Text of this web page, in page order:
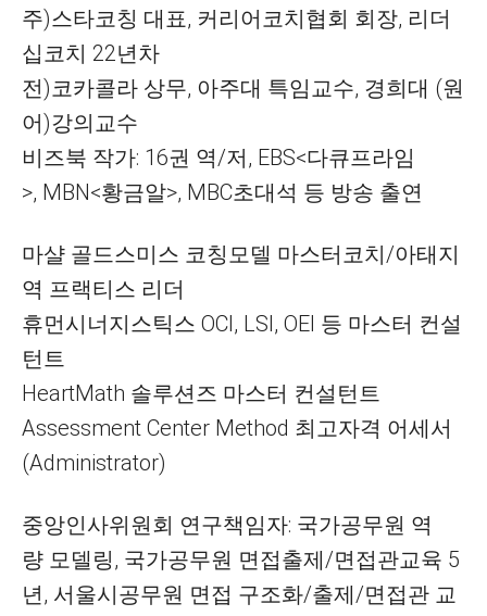
주)스타코칭 대표, 커리어코치협회 회장, 리더
십코치 22년차
전)코카콜라 상무, 아주대 특임교수, 경희대 (원
어)강의교수
비즈북 작가: 16권 역/저, EBS<다큐프라임
>, MBN<황금알>, MBC초대석 등 방송 출연
마샬 골드스미스 코칭모델 마스터코치/아태지
역 프랙티스 리더
휴먼시너지스틱스 OCI, LSI, OEI 등 마스터 컨설
턴트
HeartMath 솔루션즈 마스터 컨설턴트
Assessment Center Method 최고자격 어세서
(Administrator)
중앙인사위원회 연구책임자: 국가공무원 역
량 모델링, 국가공무원 면접출제/면접관교육 5
년, 서울시공무원 면접 구조화/출제/면접관 교